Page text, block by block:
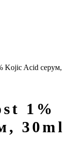
Kojic Acid серум,
30ml